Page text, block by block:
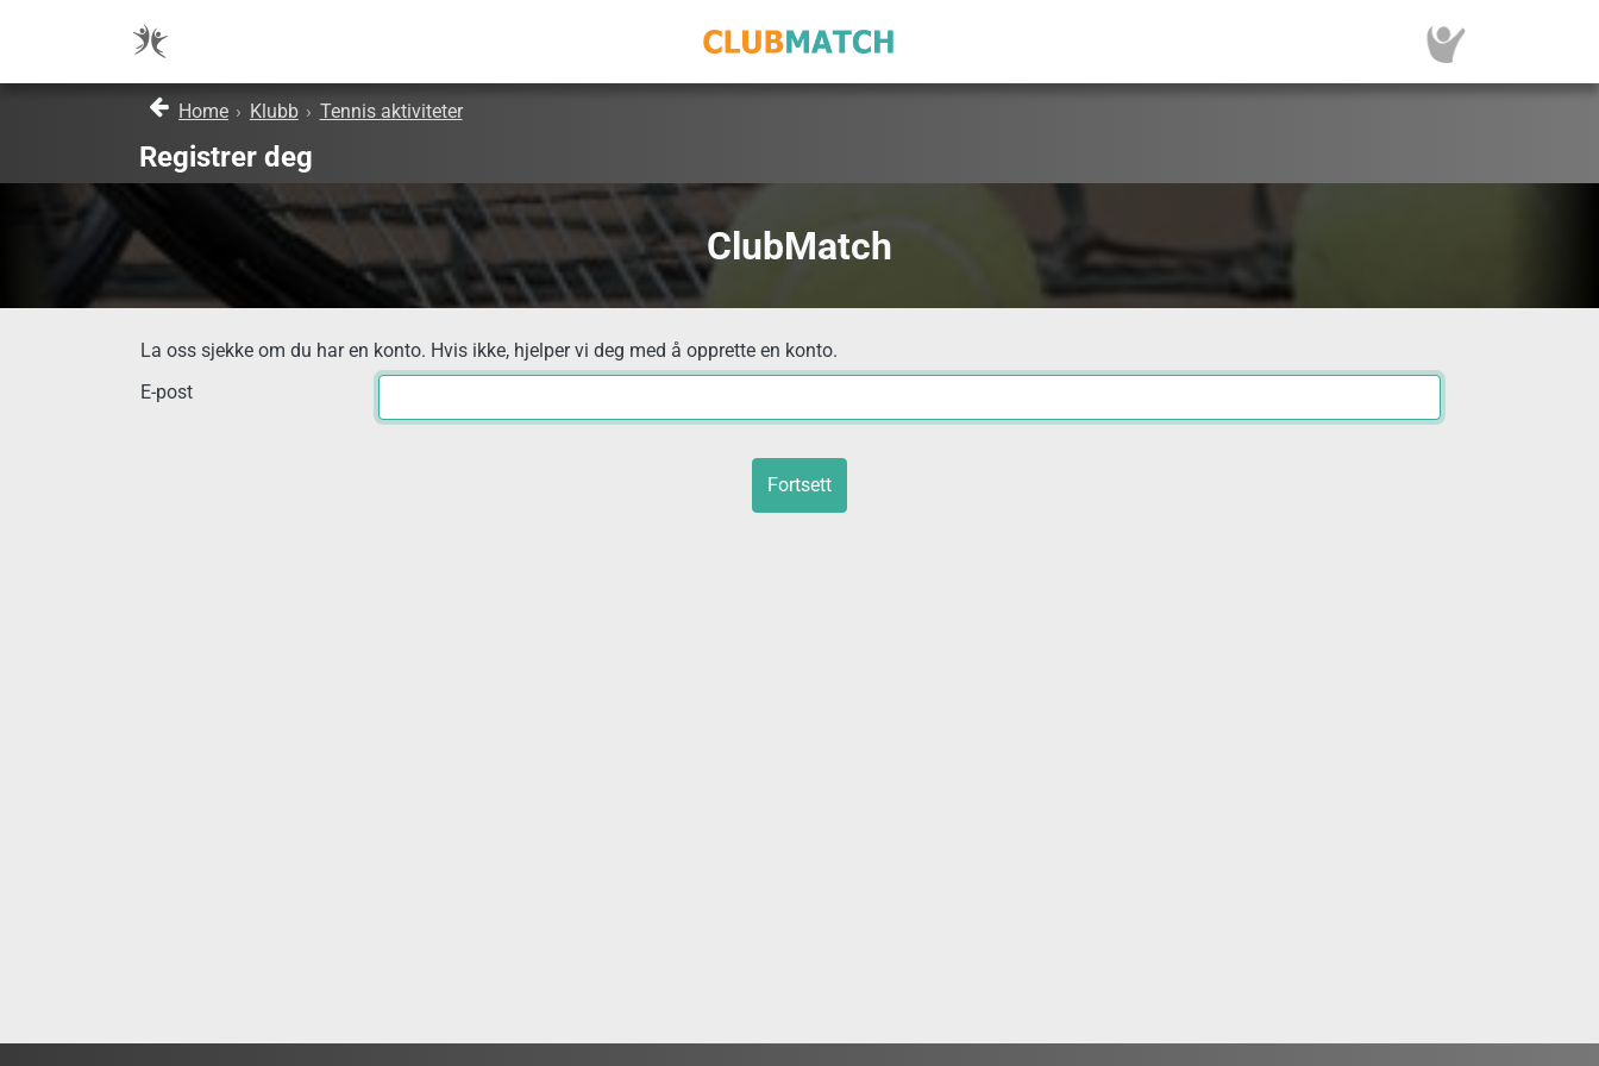
Home › Klubb › Tennis aktiviteter
Registrer deg
ClubMatch
La oss sjekke om du har en konto. Hvis ikke, hjelper vi deg med å opprette en konto.
E-post
Fortsett